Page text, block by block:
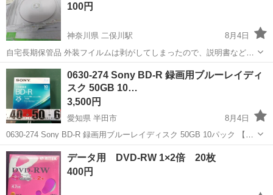
ビデオテープ
100円
神奈川県 二俣川駅
8月4日
自宅長期保管品 外装フイルムは剥がしてしまったので、説明書などは
ありません。 20枚あります、 相鉄線二俣川駅周辺での、受け渡し希望
です。 よろしくお願い致します。
神奈川 横浜市 映像プレーヤー、レコーダー
0630-274 Sony BD-R 録画用ブルーレイディ
スク 50GB 10…
3,500円
愛知県 半田市
8月4日
0630-274 Sony BD-R 録画用ブルーレイディスク 50GB 10パック 【状
態】 ・使用頻度の少ない美品です ・詳細は現地でご確認ください ・
お値引きは出来かねますのでご了承願います ※中古品...
愛知 半田市 映像プレーヤー、レコーダー 現地
データ用 DVD-RW 1×2倍 20枚
400円